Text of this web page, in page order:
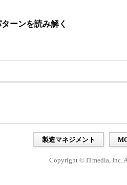
ーンを読み解く
製造マネジメント
Copyright © ITmedia, Inc.